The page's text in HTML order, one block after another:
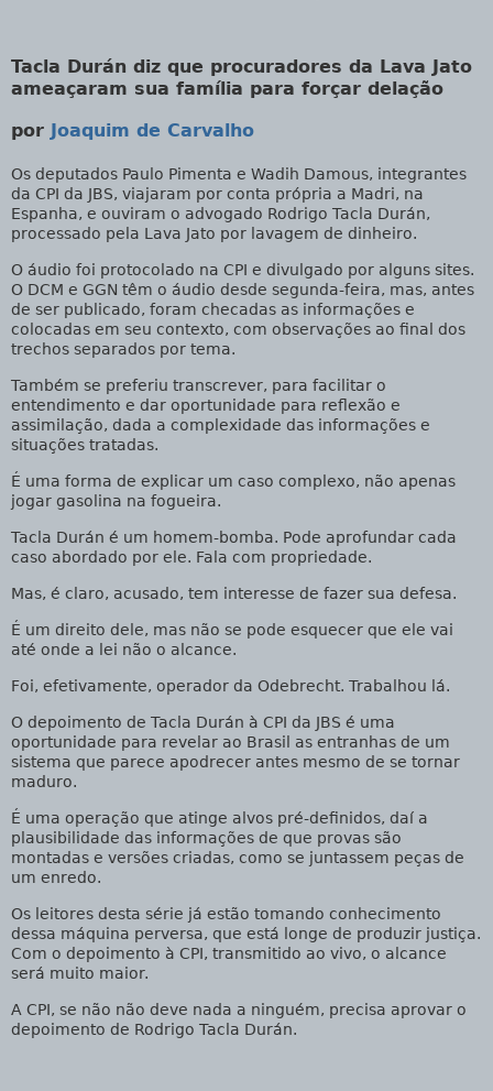
Tacla Durán diz que procuradores da Lava Jato
ameaçaram sua família para forçar delação
por Joaquim de Carvalho
Os deputados Paulo Pimenta e Wadih Damous, integrantes
da CPI da JBS, viajaram por conta própria a Madri, na
Espanha, e ouviram o advogado Rodrigo Tacla Durán,
processado pela Lava Jato por lavagem de dinheiro.
O áudio foi protocolado na CPI e divulgado por alguns sites.
O DCM e GGN têm o áudio desde segunda-feira, mas, antes
de ser publicado, foram checadas as informações e
colocadas em seu contexto, com observações ao final dos
trechos separados por tema.
Também se preferiu transcrever, para facilitar o
entendimento e dar oportunidade para reflexão e
assimilação, dada a complexidade das informações e
situações tratadas.
É uma forma de explicar um caso complexo, não apenas
jogar gasolina na fogueira.
Tacla Durán é um homem-bomba. Pode aprofundar cada
caso abordado por ele. Fala com propriedade.
Mas, é claro, acusado, tem interesse de fazer sua defesa.
É um direito dele, mas não se pode esquecer que ele vai
até onde a lei não o alcance.
Foi, efetivamente, operador da Odebrecht. Trabalhou lá.
O depoimento de Tacla Durán à CPI da JBS é uma
oportunidade para revelar ao Brasil as entranhas de um
sistema que parece apodrecer antes mesmo de se tornar
maduro.
É uma operação que atinge alvos pré-definidos, daí a
plausibilidade das informações de que provas são
montadas e versões criadas, como se juntassem peças de
um enredo.
Os leitores desta série já estão tomando conhecimento
dessa máquina perversa, que está longe de produzir justiça.
Com o depoimento à CPI, transmitido ao vivo, o alcance
será muito maior.
A CPI, se não não deve nada a ninguém, precisa aprovar o
depoimento de Rodrigo Tacla Durán.